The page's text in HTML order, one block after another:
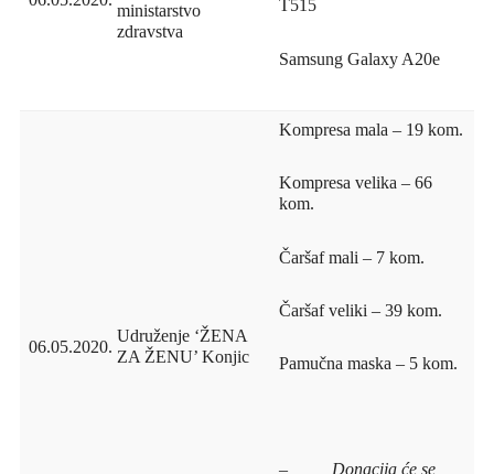
ministarstvo
zdravstva
T515
Samsung Galaxy A20e
06.05.2020.
Udruženje ‘ŽENA
ZA ŽENU’ Konjic
Kompresa mala – 19 kom.
Kompresa velika – 66
kom.
Čaršaf mali – 7 kom.
Čaršaf veliki – 39 kom.
Pamučna maska – 5 kom.
–Donacija će se